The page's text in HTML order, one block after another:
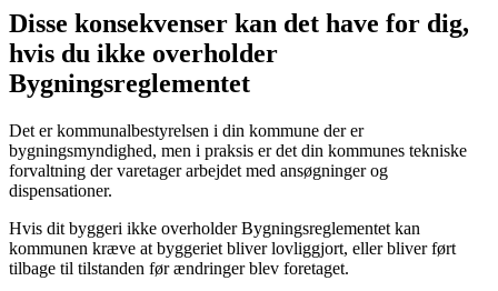
Disse konsekvenser kan det have for dig,
hvis du ikke overholder
Bygningsreglementet
Det er kommunalbestyrelsen i din kommune der er
bygningsmyndighed, men i praksis er det din kommunes tekniske
forvaltning der varetager arbejdet med ansøgninger og
dispensationer.
Hvis dit byggeri ikke overholder Bygningsreglementet kan
kommunen kræve at byggeriet bliver lovliggjort, eller bliver ført
tilbage til tilstanden før ændringer blev foretaget.